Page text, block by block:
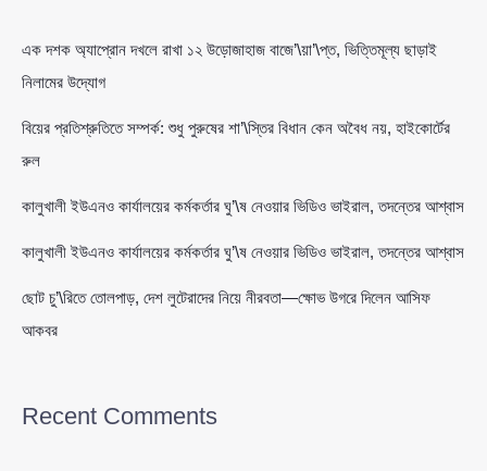
এক দশক অ্যাপ্রোন দখলে রাখা ১২ উড়োজাহাজ বাজে’\য়া’\প্ত, ভিত্তিমূল্য ছাড়াই
নিলামের উদ্যোগ
বিয়ের প্রতিশ্রুতিতে সম্পর্ক: শুধু পুরুষের শা’\স্তির বিধান কেন অবৈধ নয়, হাইকোর্টের
রুল
কালুখালী ইউএনও কার্যালয়ের কর্মকর্তার ঘু’\ষ নেওয়ার ভিডিও ভাইরাল, তদন্তের আশ্বাস
কালুখালী ইউএনও কার্যালয়ের কর্মকর্তার ঘু’\ষ নেওয়ার ভিডিও ভাইরাল, তদন্তের আশ্বাস
ছোট চু’\রিতে তোলপাড়, দেশ লুটেরাদের নিয়ে নীরবতা—ক্ষোভ উগরে দিলেন আসিফ
আকবর
Recent Comments